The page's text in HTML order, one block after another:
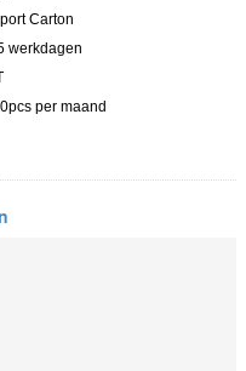
Carton
werkdagen
per maand